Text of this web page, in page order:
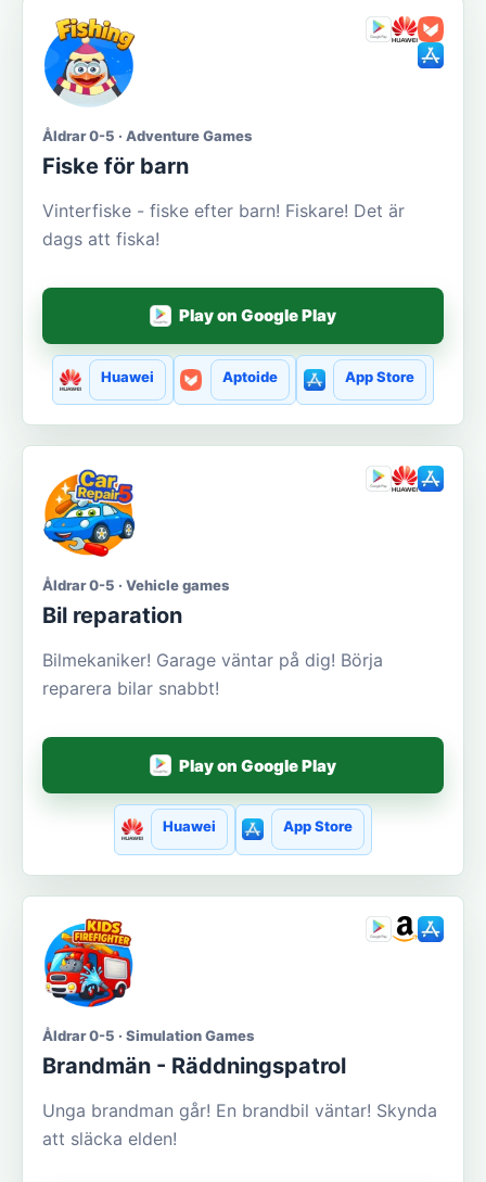
Åldrar 0-5 · Adventure Games
Fiske för barn
Vinterfiske - fiske efter barn! Fiskare! Det är
dags att fiska!
Play on Google Play
Huawei Aptoide App Store
Åldrar 0-5 · Vehicle games
Bil reparation
Bilmekaniker! Garage väntar på dig! Börja
reparera bilar snabbt!
Play on Google Play
Huawei App Store
Åldrar 0-5 · Simulation Games
Brandmän - Räddningspatrol
Unga brandman går! En brandbil väntar! Skynda
att släcka elden!